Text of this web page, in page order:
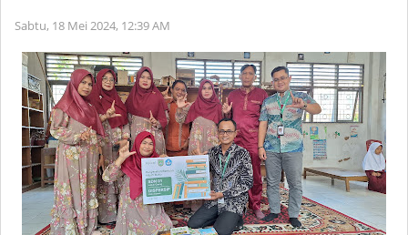
Sabtu, 18 Mei 2024, 12:39 AM